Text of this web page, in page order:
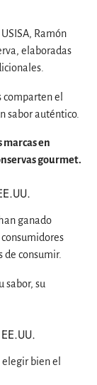
Ramón
elaboradas
el
sabor auténtico.
marcas en
gourmet.
ganado
de consumir.
sabor, su
bien el